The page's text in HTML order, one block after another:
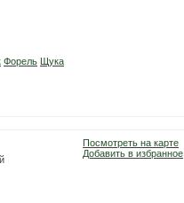
Форель Щука
Посмотреть на карте
Добавить в избранное